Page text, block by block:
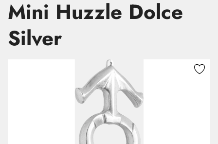
Mini Huzzle Dolce
Silver